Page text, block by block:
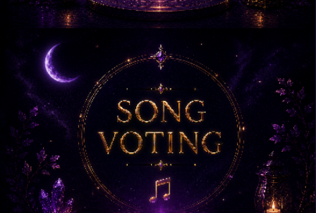
📅 NÄCHSTE EVENTS
KOMMENDE TERMINE
📅 Keine kommenden Events.